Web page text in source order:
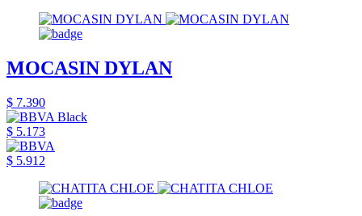
MOCASIN DYLAN
$ 7.390
$ 5.173
$ 5.912